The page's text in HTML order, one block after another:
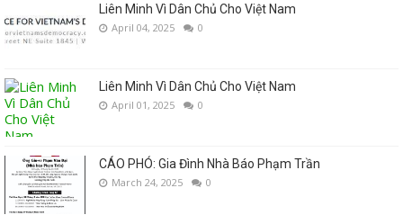
Liên Minh Vì Dân Chủ Cho Việt Nam
April 04, 2025 0
Liên Minh Vì Dân Chủ Cho Việt Nam
April 01, 2025 0
CÁO PHÓ: Gia Đình Nhà Báo Phạm Trần
March 24, 2025 0